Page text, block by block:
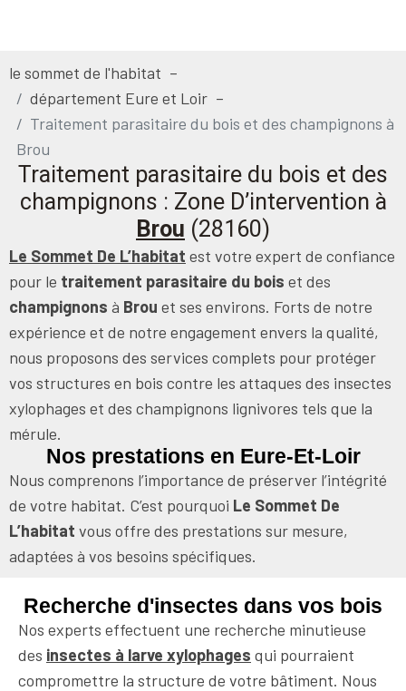
le sommet de l'habitat
département Eure et Loir
Traitement parasitaire du bois et des champignons à
Brou
Traitement parasitaire du bois et des
champignons : Zone D’intervention à
Brou (28160)
Le Sommet De L’habitat est votre expert de confiance
pour le traitement parasitaire du bois et des
champignons à Brou et ses environs. Forts de notre
expérience et de notre engagement envers la qualité,
nous proposons des services complets pour protéger
vos structures en bois contre les attaques des insectes
xylophages et des champignons lignivores tels que la
mérule.
Nos prestations en Eure-Et-Loir
Nous comprenons l’importance de préserver l’intégrité
de votre habitat. C’est pourquoi Le Sommet De
L’habitat vous offre des prestations sur mesure,
adaptées à vos besoins spécifiques.
Recherche d'insectes dans vos bois
Nos experts effectuent une recherche minutieuse
des insectes à larve xylophages qui pourraient
compromettre la structure de votre bâtiment. Nous